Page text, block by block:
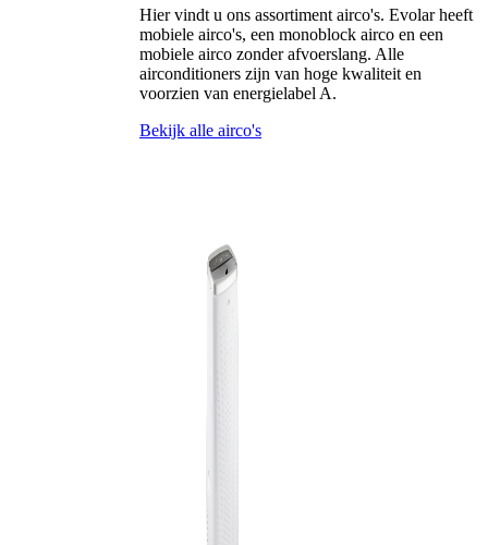
Hier vindt u ons assortiment airco's. Evolar heeft
mobiele airco's, een monoblock airco en een
mobiele airco zonder afvoerslang. Alle
airconditioners zijn van hoge kwaliteit en
voorzien van energielabel A.
Bekijk alle airco's